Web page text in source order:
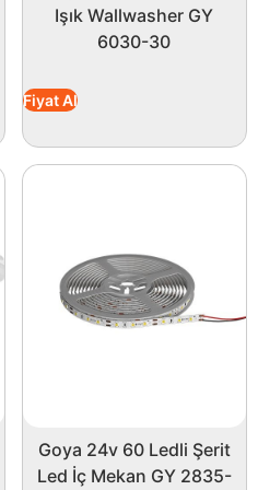
Işık Wallwasher GY
6030-30
Fiyat Al
Goya 24v 60 Ledli Şerit
Led İç Mekan GY 2835-